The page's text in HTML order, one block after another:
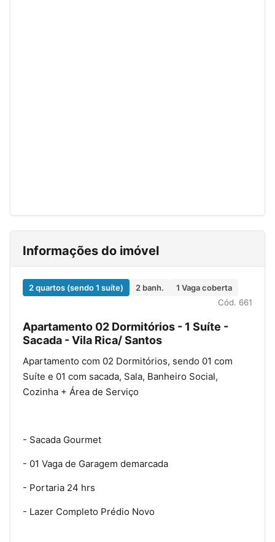
Informações do imóvel
2 quartos (sendo 1 suíte) 2 banh.
1 Vaga coberta
Cód. 661
Apartamento 02 Dormitórios - 1 Suíte -
Sacada - Vila Rica/ Santos
Apartamento com 02 Dormitórios, sendo 01 com
Suíte e 01 com sacada, Sala, Banheiro Social,
Cozinha + Área de Serviço
- Sacada Gourmet
- 01 Vaga de Garagem demarcada
- Portaria 24 hrs
- Lazer Completo Prédio Novo